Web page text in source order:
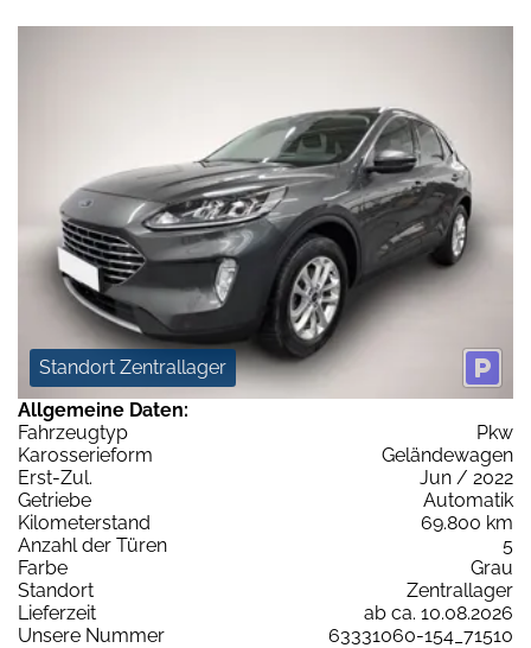
Standort Zentrallager
Allgemeine Daten:
Fahrzeugtyp
Pkw
Karosserieform
Geländewagen
Erst-Zul.
Jun / 2022
Getriebe
Automatik
Kilometerstand
69.800 km
Anzahl der Türen
5
Farbe
Grau
Standort
Zentrallager
Lieferzeit
ab ca. 10.08.2026
Unsere Nummer
63331060-154_71510